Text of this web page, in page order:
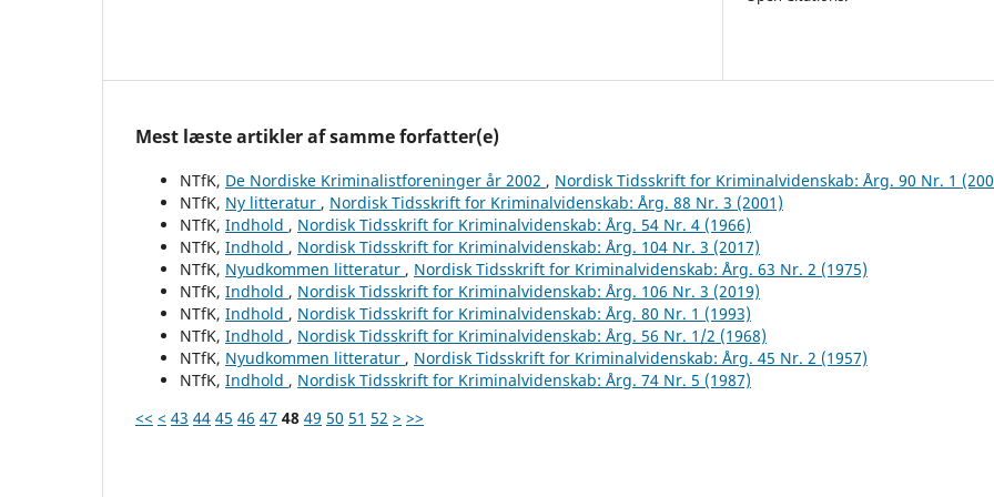
Mest læste artikler af samme forfatter(e)
NTfK, De Nordiske Kriminalistforeninger år 2002 , Nordisk Tidsskrift for Kriminalvidenskab: Årg. 90 Nr. 1
NTfK, Ny litteratur , Nordisk Tidsskrift for Kriminalvidenskab: Årg. 88 Nr. 3 (2001)
NTfK, Indhold , Nordisk Tidsskrift for Kriminalvidenskab: Årg. 54 Nr. 4 (1966)
NTfK, Indhold , Nordisk Tidsskrift for Kriminalvidenskab: Årg. 104 Nr. 3 (2017)
NTfK, Nyudkommen litteratur , Nordisk Tidsskrift for Kriminalvidenskab: Årg. 63 Nr. 2 (1975)
NTfK, Indhold , Nordisk Tidsskrift for Kriminalvidenskab: Årg. 106 Nr. 3 (2019)
NTfK, Indhold , Nordisk Tidsskrift for Kriminalvidenskab: Årg. 80 Nr. 1 (1993)
NTfK, Indhold , Nordisk Tidsskrift for Kriminalvidenskab: Årg. 56 Nr. 1/2 (1968)
NTfK, Nyudkommen litteratur , Nordisk Tidsskrift for Kriminalvidenskab: Årg. 45 Nr. 2 (1957)
NTfK, Indhold , Nordisk Tidsskrift for Kriminalvidenskab: Årg. 74 Nr. 5 (1987)
<< < 43 44 45 46 47 48 49 50 51 52 > >>